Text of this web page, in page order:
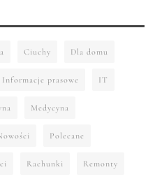
Ciuchy Dla domu
Informacje prasowe IT
Medycyna
Polecane
Rachunki Remonty